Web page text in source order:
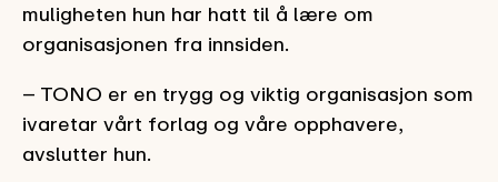
muligheten hun har hatt til å lære om
organisasjonen fra innsiden.
– TONO er en trygg og viktig organisasjon som
ivaretar vårt forlag og våre opphavere,
avslutter hun.